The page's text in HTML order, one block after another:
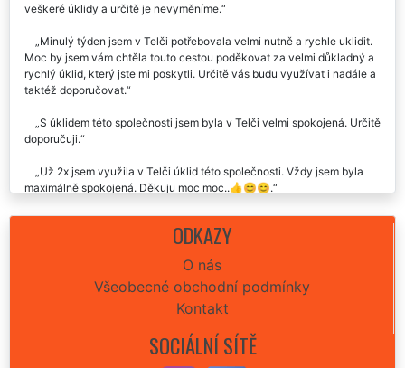
veškeré úklidy a určitě je nevyměníme.
Minulý týden jsem v Telči potřebovala velmi nutně a rychle uklidit.
Moc by jsem vám chtěla touto cestou poděkovat za velmi důkladný a
rychlý úklid, který jste mi poskytli. Určitě vás budu využívat i nadále a
taktéž doporučovat.
S úklidem této společnosti jsem byla v Telči velmi spokojená. Určitě
doporučuji.
Už 2x jsem využila v Telči úklid této společnosti. Vždy jsem byla
maximálně spokojená. Děkuju moc moc..👍😊😊.
Vynikající služba i zkušenost. Včera nám tato úklidová firma
zajišťovala úklid naší nemovitosti v Telči. Celý průběh úklidů byl
Skutečně paráda. Celý úklid u nás v Telči proběhl naprosto
perfektně. Cena sice trošku vyšší, ale výsledek stál za to. Rozhodně
ODKAZY
O nás
Všeobecné obchodní podmínky
Kontakt
SOCIÁLNÍ SÍTĚ